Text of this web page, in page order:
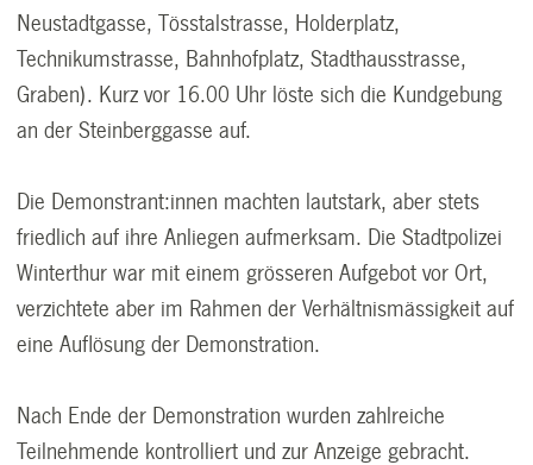
Neustadtgasse, Tösstalstrasse, Holderplatz,
Technikumstrasse, Bahnhofplatz, Stadthausstrasse,
Graben). Kurz vor 16.00 Uhr löste sich die Kundgebung
an der Steinberggasse auf.
Die Demonstrant:innen machten lautstark, aber stets
friedlich auf ihre Anliegen aufmerksam. Die Stadtpolizei
Winterthur war mit einem grösseren Aufgebot vor Ort,
verzichtete aber im Rahmen der Verhältnismässigkeit auf
eine Auflösung der Demonstration.
Nach Ende der Demonstration wurden zahlreiche
Teilnehmende kontrolliert und zur Anzeige gebracht.